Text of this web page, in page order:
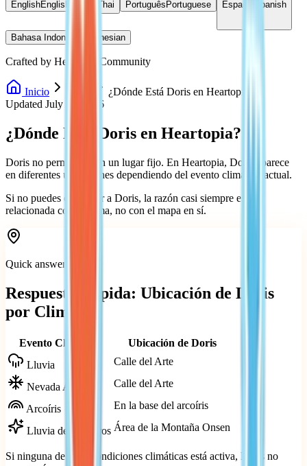
EnglishEnglish Thai Português Portuguese Español Spanish
Bahasa Indonesia Indonesian
Crafted by Heartopia Community
Inicio
¿Dónde Está Doris en Heartopia?
Updated July 27, 2026
¿Dónde Está Doris en Heartopia?
Doris no permanece en un lugar fijo. En Heartopia, Doris aparece
en diferentes ubicaciones dependiendo del evento climático actual.
Si no puedes encontrar a Doris, la razón casi siempre está
relacionada con el clima, no con el mapa en sí.
Quick answer
Respuesta Rápida: Ubicación de Doris
por Clima
Evento Climático
Ubicación de Doris
Lluvia
Calle del Arte
Nevada Activa Calle del Arte
Arcoíris En la base del arcoíris
Lluvia de Meteoros Área de la Montaña Onsen
Si ninguna de estas condiciones climáticas está activa, Doris no